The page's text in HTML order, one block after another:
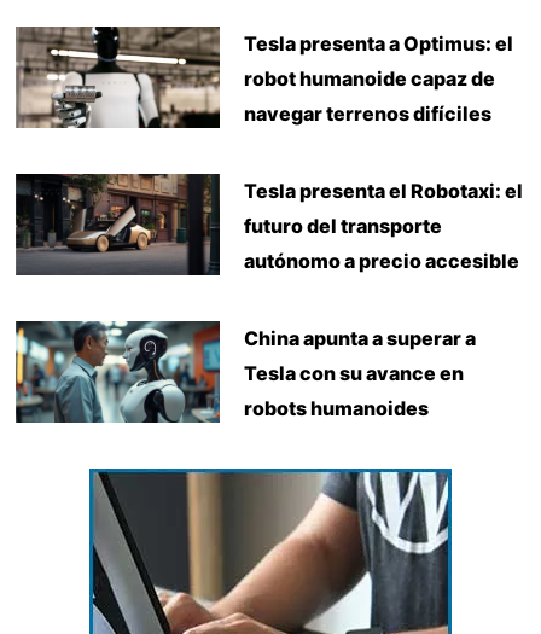
Tesla presenta a Optimus: el
robot humanoide capaz de
navegar terrenos difíciles
Tesla presenta el Robotaxi: el
futuro del transporte
autónomo a precio accesible
China apunta a superar a
Tesla con su avance en
robots humanoides